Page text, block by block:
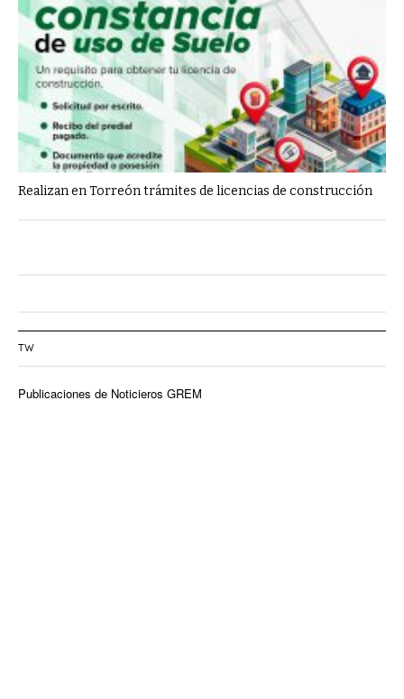
Realizan en Torreón trámites de licencias de construcción
TW
Publicaciones de Noticieros GREM